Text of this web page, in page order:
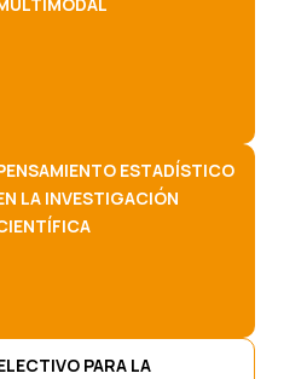
ESTADÍSTICO
LA INVESTIGACIÓN
PARA LA